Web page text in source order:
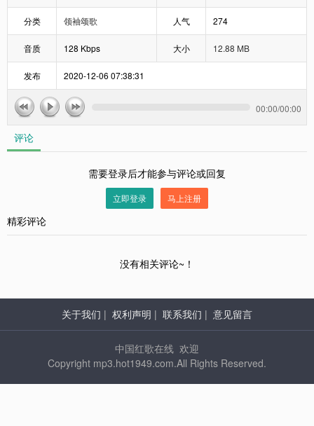
分类 领袖颂歌 人气 274
音质 128 Kbps 大小 12.88 MB
发布 2020-12-06 07:38:31
00:00/00:00
评论
需要登录后才能参与评论或回复
立即登录 马上注册
精彩评论
没有相关评论~！
关于我们 | 权利声明 | 联系我们 | 意见留言
中国红歌在线 欢迎
Copyright mp3.hot1949.com.All Rights Reserved.